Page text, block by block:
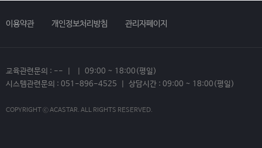
이용약관 개인정보처리방침 관리자페이지
교육관련문의 : -- | | 09:00 ~ 18:00(평일)
시스템관련문의 : 051-896-4525 | 상담시간 : 09:00 ~ 18:00(평일)
COPYRIGHT ⓒ ACASTAR. ALL RIGHTS RESERVED.